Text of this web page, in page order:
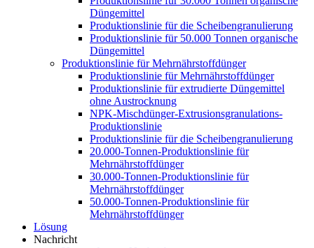
Düngemittel
Produktionslinie für die Scheibengranulierung
Produktionslinie für 50.000 Tonnen organische
Düngemittel
Produktionslinie für Mehrnährstoffdünger
Produktionslinie für Mehrnährstoffdünger
Produktionslinie für extrudierte Düngemittel
ohne Austrocknung
NPK-Mischdünger-Extrusionsgranulations-
Produktionslinie
Produktionslinie für die Scheibengranulierung
20.000-Tonnen-Produktionslinie für
Mehrnährstoffdünger
30.000-Tonnen-Produktionslinie für
Mehrnährstoffdünger
50.000-Tonnen-Produktionslinie für
Mehrnährstoffdünger
Lösung
Nachricht